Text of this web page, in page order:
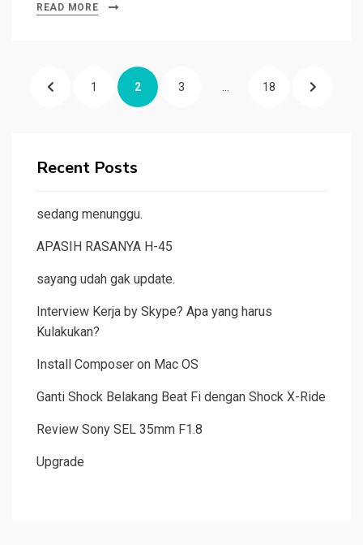
READ MORE
PostsPREVIOUSPAGE
1 PAGE
2 PAGE
3 … PAGE
18 NEXT
Recent Posts
sedang menunggu.
APASIH RASANYA H-45
sayang udah gak update.
Interview Kerja by Skype? Apa yang harus
Kulakukan?
Install Composer on Mac OS
Ganti Shock Belakang Beat Fi dengan Shock X-Ride
Review Sony SEL 35mm F1.8
Upgrade